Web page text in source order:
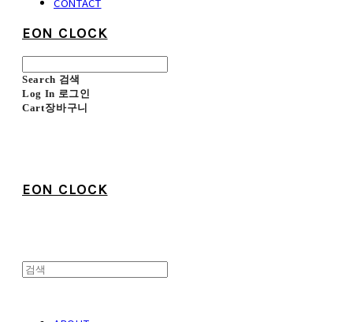
EON CLOCK
Search 검색
Log In 로그인
Cart장바구니
EON CLOCK